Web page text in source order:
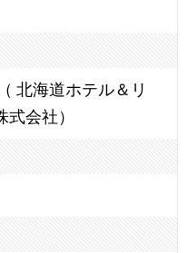
北海道ホテル＆リ
会社）